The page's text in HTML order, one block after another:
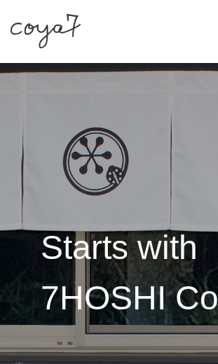
Starts with
7HOSHI